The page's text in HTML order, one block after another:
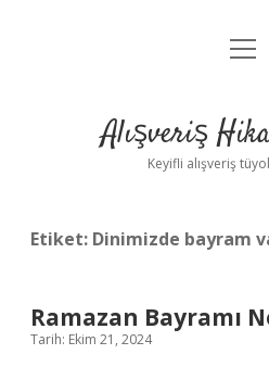
Anasayfa
Yasal
Alışveriş
Keyifli alışveriş
Etiket: Dinimizde bayram
Ramazan Bayramı
Tarih: Ekim 21, 2024